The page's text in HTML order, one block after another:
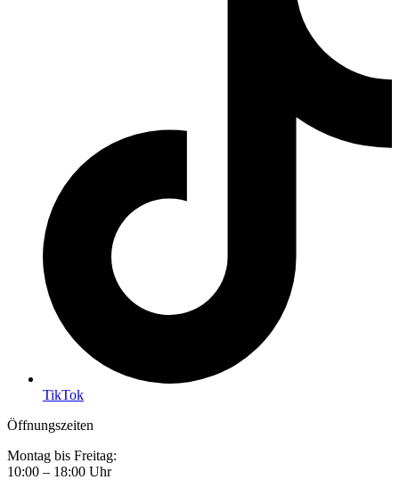
TikTok
Öffnungszeiten
Montag bis Freitag:
10:00 – 18:00 Uhr